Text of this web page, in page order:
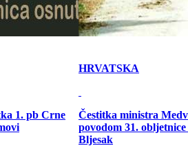
1. pb Crne
HRVATSKA
Čestitka ministra
povodom 31.
Bljesak